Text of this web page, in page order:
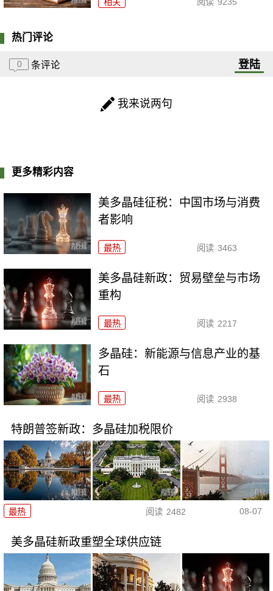
热门评论
0 条评论 登陆
我来说两句
更多精彩内容
美多晶硅征税：中国市场与消费
者影响
最热 阅读 3463
美多晶硅新政：贸易壁垒与市场
重构
最热 阅读 2217
多晶硅：新能源与信息产业的基
石
最热 阅读 2938
特朗普签新政：多晶硅加税限价
最热 阅读 2482 08-07
美多晶硅新政重塑全球供应链